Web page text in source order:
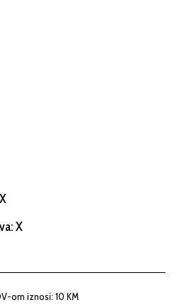
X
om iznosi: 10 KM